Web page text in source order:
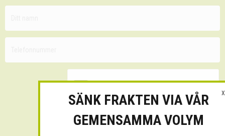
Skicka
X
SÄNK FRAKTEN VIA VÅR
GEMENSAMMA VOLYM